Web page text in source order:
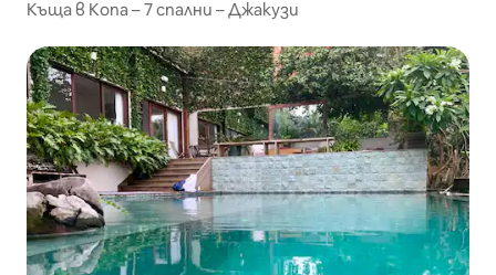
Къща в Копа – 7 спални – Джакузи